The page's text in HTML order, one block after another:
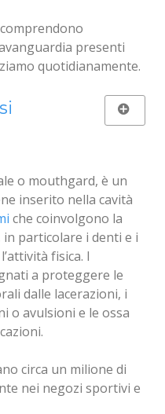
presenti
quotidianamente.
delle arcate dentarie
con
all'avanguardia
Il paziente si
il dispositivo di
Il dispositivo
secondi attorno al
immobile.
di valutazione
unostudio globale
È possibile valutare
mandibolari, ovvero
alla bocca di
Virtuale dei
grado di offrire una
con l'ausilio di
i denti del paziente,
determineranno
con i tessuti
o mouthgard, è un
inserito nella cavità
che coinvolgono la
particolare i denti e i
fisica. I
a proteggere le
dalle lacerazioni, i
o avulsioni e le ossa
circa un milione di
nei negozi sportivi e